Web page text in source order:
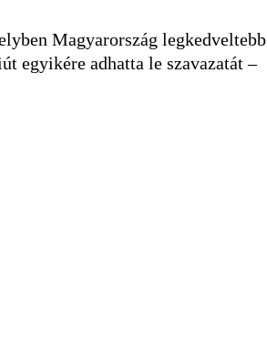
Magyarország legkedveltebb
egyikére adhatta le szavazatát –